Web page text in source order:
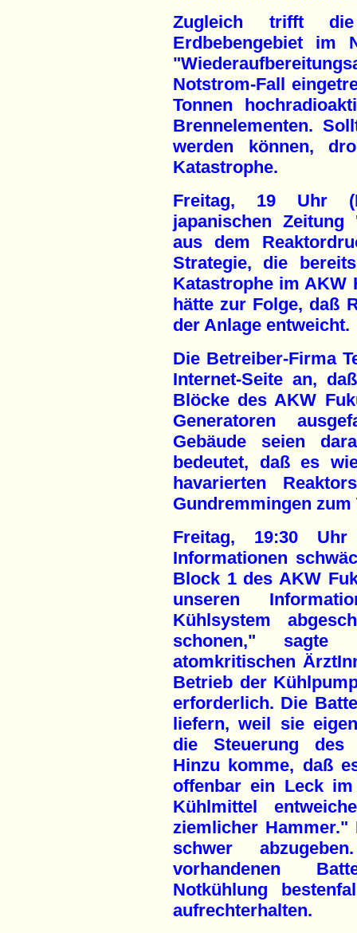
Zugleich trifft
Erdbebengebiet im
Notstrom-Fall
Tonnen
Brennelementen.
werden können,
Katastrophe.
Freitag, 19 Uhr
japanischen
aus dem
Strategie, die
Katastrophe im AKW
hätte zur Folge, daß
der Anlage entweicht.
Die Betreiber-Firma
Internet-Seite an,
Blöcke des AKW
Generatoren
Gebäude seien
bedeutet, daß es
havarierten
Gundremmingen
Freitag, 19:30 Uhr
Informationen
Block 1 des AKW
unseren
Kühlsystem
schonen,"
atomkritischen
Betrieb der
erforderlich. Die
liefern, weil sie
die Steuerung des
Hinzu komme, daß
offenbar ein Leck
Kühlmittel
ziemlicher
schwer
vorhandenen
Notkühlung
aufrechterhalten.